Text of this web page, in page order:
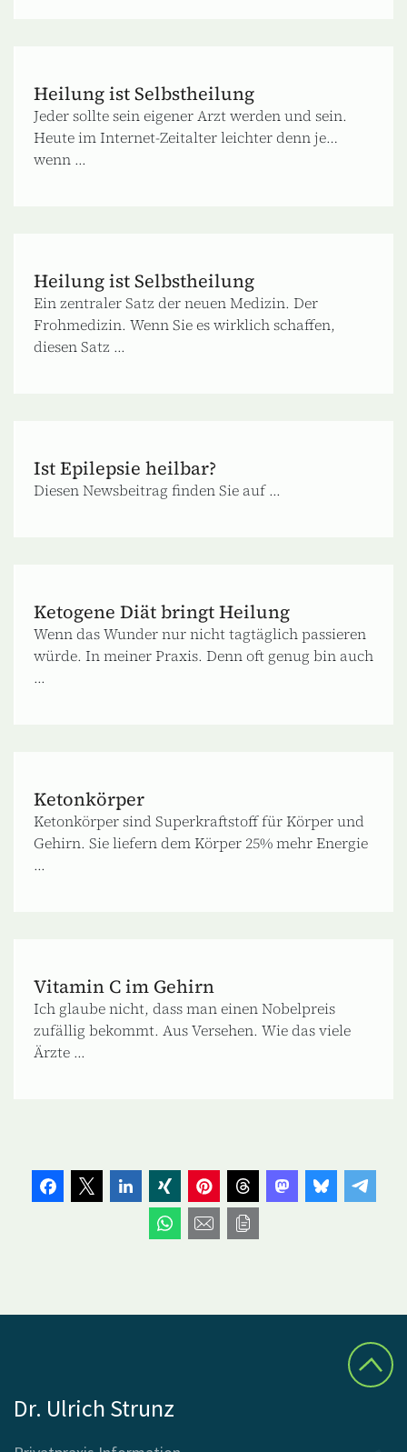
Heilung ist Selbstheilung
Jeder sollte sein eigener Arzt werden und sein.
Heute im Internet-Zeitalter leichter denn je…
wenn ...
Heilung ist Selbstheilung
Ein zentraler Satz der neuen Medizin. Der
Frohmedizin. Wenn Sie es wirklich schaffen,
diesen Satz ...
Ist Epilepsie heilbar?
Diesen Newsbeitrag finden Sie auf ...
Ketogene Diät bringt Heilung
Wenn das Wunder nur nicht tagtäglich passieren
würde. In meiner Praxis. Denn oft genug bin auch
...
Ketonkörper
Ketonkörper sind Superkraftstoff für Körper und
Gehirn. Sie liefern dem Körper 25% mehr Energie
...
Vitamin C im Gehirn
Ich glaube nicht, dass man einen Nobelpreis
zufällig bekommt. Aus Versehen. Wie das viele
Ärzte ...
Dr. Ulrich Strunz